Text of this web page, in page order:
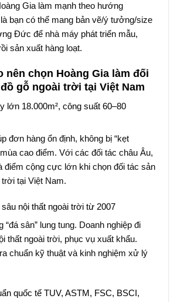
Gia làm mạnh theo hướng
bạn có thể mang bản vẽ/ý tưởng/size
Đức để nhà máy phát triển mẫu,
sản xuất hàng loạt.
nên chọn Hoàng Gia làm đối
gỗ ngoài trời tại Việt Nam
lớn 18.000m², công suất 60–80
đơn hàng ổn định, không bị “kẹt
cao điểm. Với các đối tác châu Âu,
điểm cộng cực lớn khi chọn đối tác sản
tại Việt Nam.
nội thất ngoài trời từ 2007
“đá sân” lung tung. Doanh nghiệp đi
thất ngoài trời, phục vụ xuất khẩu.
chuẩn kỹ thuật và kinh nghiệm xử lý
quốc tế TUV, ASTM, FSC, BSCI,